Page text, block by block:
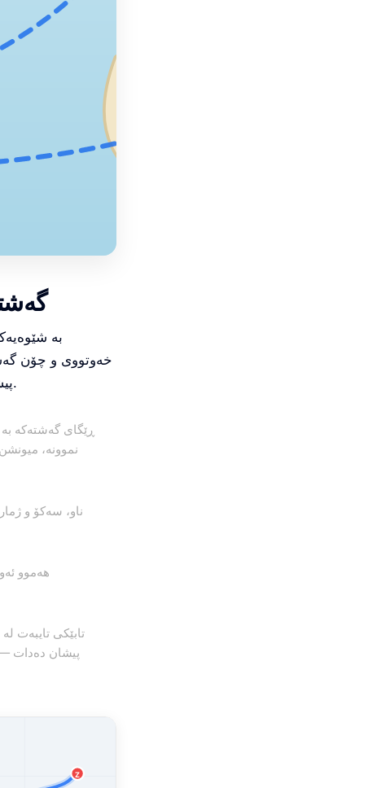
خەوتووی و چۆن
پیشان دەدات. بێ هاتنە ژوورەوەی دەستی، بێ تاگ. تەنها وەک هەمیشە بنووسە.
ڕێگای گەشتەکە
نموونە،
ناو، سەکۆ و
هەموو
تابێکی تایبەت
پیشان دەدات
Z